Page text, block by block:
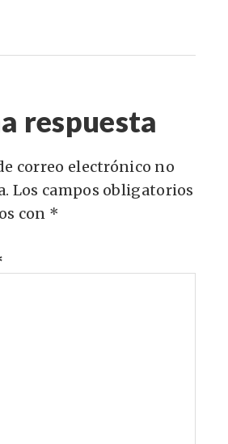
respuesta
correo electrónico no
Los campos obligatorios
con *